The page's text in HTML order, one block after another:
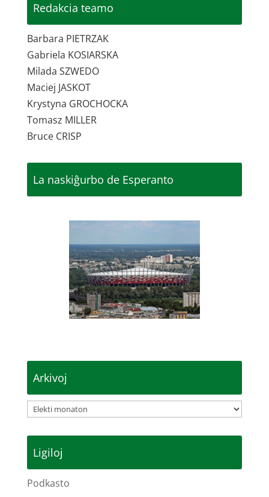
Redakcia teamo
Barbara PIETRZAK
Gabriela KOSIARSKA
Milada SZWEDO
Maciej JASKOT
Krystyna GROCHOCKA
Tomasz MILLER
Bruce CRISP
La naskiĝurbo de Esperanto
Arkivoj
Arkivoj
Ligiloj
Podkasto